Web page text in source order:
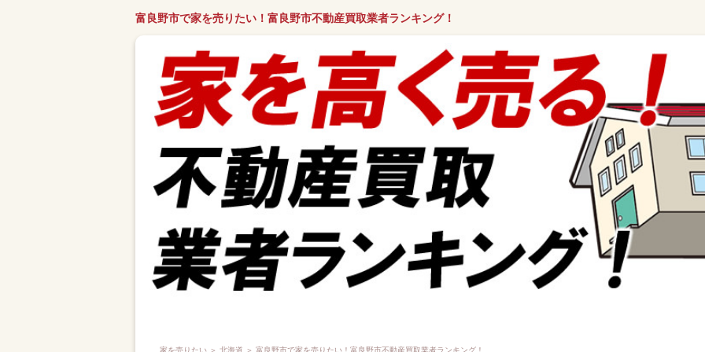
富良野市で家を売りたい！富良野市不動産買取業者ランキング！
家を売りたい ＞ 北海道 ＞ 富良野市で家を売りたい！富良野市不動産買取業者ランキング！